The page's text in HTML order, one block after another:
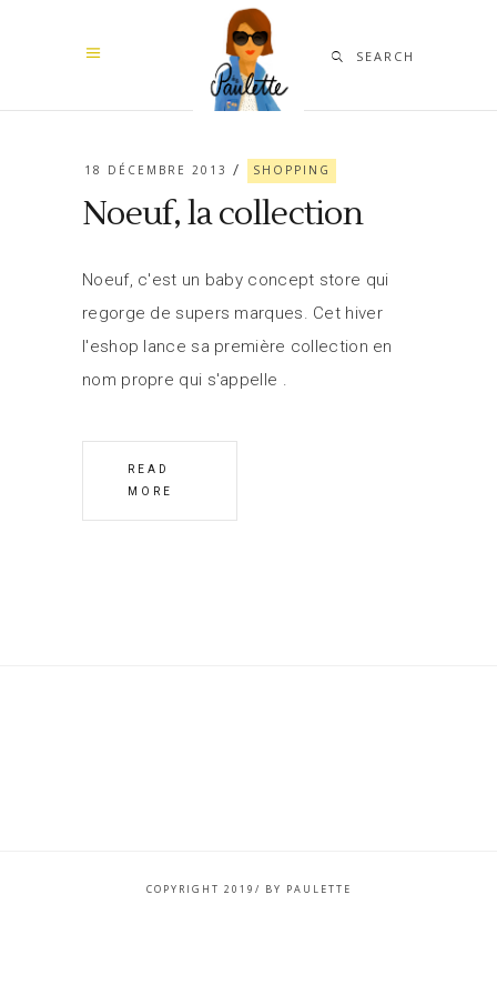
SEARCH
18 DÉCEMBRE 2013 SHOPPING
Noeuf, la collection
Noeuf, c'est un baby concept store qui
regorge de supers marques. Cet hiver
l'eshop lance sa première collection en
nom propre qui s'appelle
READ
MORE
COPYRIGHT 2019/ BY PAULETTE